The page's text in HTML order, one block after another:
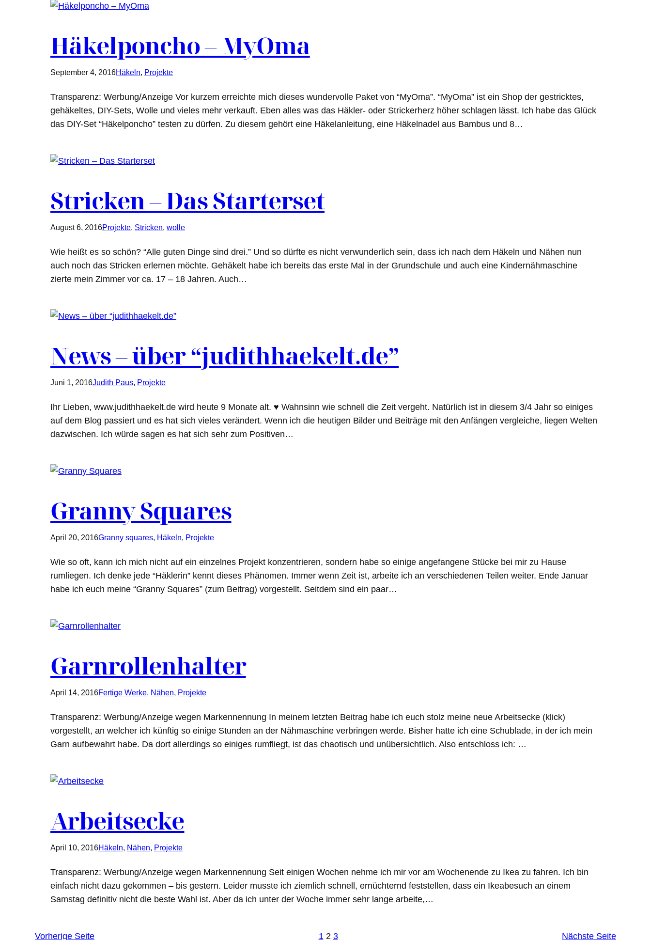
Häkelponcho – MyOma
September 4, 2016Häkeln, Projekte
Transparenz: Werbung/Anzeige Vor kurzem erreichte mich dieses wundervolle Paket von “MyOma”. “MyOma” ist ein Shop der gestricktes,
gehäkeltes, DIY-Sets, Wolle und vieles mehr verkauft. Eben alles was das Häkler- oder Strickerherz höher schlagen lässt. Ich habe das Glück
das DIY-Set “Häkelponcho” testen zu dürfen. Zu diesem gehört eine Häkelanleitung, eine Häkelnadel aus Bambus und 8…
Stricken – Das Starterset
August 6, 2016Projekte, Stricken, wolle
Wie heißt es so schön? “Alle guten Dinge sind drei.” Und so dürfte es nicht verwunderlich sein, dass ich nach dem Häkeln und Nähen nun
auch noch das Stricken erlernen möchte. Gehäkelt habe ich bereits das erste Mal in der Grundschule und auch eine Kindernähmaschine
zierte mein Zimmer vor ca. 17 – 18 Jahren. Auch…
News – über “judithhaekelt.de”
Juni 1, 2016Judith Paus, Projekte
Ihr Lieben, www.judithhaekelt.de wird heute 9 Monate alt. ♥ Wahnsinn wie schnell die Zeit vergeht. Natürlich ist in diesem 3/4 Jahr so einiges
auf dem Blog passiert und es hat sich vieles verändert. Wenn ich die heutigen Bilder und Beiträge mit den Anfängen vergleiche, liegen Welten
dazwischen. Ich würde sagen es hat sich sehr zum Positiven…
Granny Squares
April 20, 2016Granny squares, Häkeln, Projekte
Wie so oft, kann ich mich nicht auf ein einzelnes Projekt konzentrieren, sondern habe so einige angefangene Stücke bei mir zu Hause
rumliegen. Ich denke jede “Häklerin” kennt dieses Phänomen. Immer wenn Zeit ist, arbeite ich an verschiedenen Teilen weiter. Ende Januar
habe ich euch meine “Granny Squares” (zum Beitrag) vorgestellt. Seitdem sind ein paar…
Garnrollenhalter
April 14, 2016Fertige Werke, Nähen, Projekte
Transparenz: Werbung/Anzeige wegen Markennennung In meinem letzten Beitrag habe ich euch stolz meine neue Arbeitsecke (klick)
vorgestellt, an welcher ich künftig so einige Stunden an der Nähmaschine verbringen werde. Bisher hatte ich eine Schublade, in der ich mein
Garn aufbewahrt habe. Da dort allerdings so einiges rumfliegt, ist das chaotisch und unübersichtlich. Also entschloss ich: …
Arbeitsecke
April 10, 2016Häkeln, Nähen, Projekte
Transparenz: Werbung/Anzeige wegen Markennennung Seit einigen Wochen nehme ich mir vor am Wochenende zu Ikea zu fahren. Ich bin
einfach nicht dazu gekommen – bis gestern. Leider musste ich ziemlich schnell, ernüchternd feststellen, dass ein Ikeabesuch an einem
Samstag definitiv nicht die beste Wahl ist. Aber da ich unter der Woche immer sehr lange arbeite,…
Vorherige Seite 1 2 3 Nächste Seite